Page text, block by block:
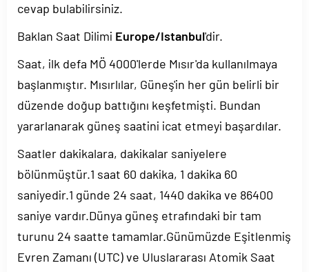
cevap bulabilirsiniz.
Baklan Saat Dilimi Europe/Istanbul'dir.
Saat, ilk defa MÖ 4000'lerde Mısır'da kullanılmaya
başlanmıştır. Mısırlılar, Güneş'in her gün belirli bir
düzende doğup battığını keşfetmişti. Bundan
yararlanarak güneş saatini icat etmeyi başardılar.
Saatler dakikalara, dakikalar saniyelere
bölünmüştür.1 saat 60 dakika, 1 dakika 60
saniyedir.1 günde 24 saat, 1440 dakika ve 86400
saniye vardır.Dünya güneş etrafındaki bir tam
turunu 24 saatte tamamlar.Günümüzde Eşitlenmiş
Evren Zamanı (UTC) ve Uluslararası Atomik Saat